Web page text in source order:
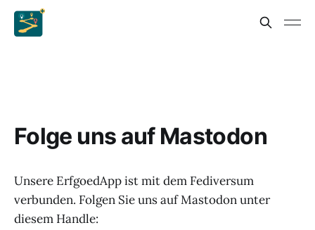
Folge uns auf Mastodon
Unsere ErfgoedApp ist mit dem Fediversum
verbunden. Folgen Sie uns auf Mastodon unter
diesem Handle: